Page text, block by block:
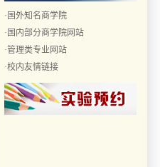
· 国外知名商学院
· 国内部分商学院网站
·管理类专业网站
·校内友情链接